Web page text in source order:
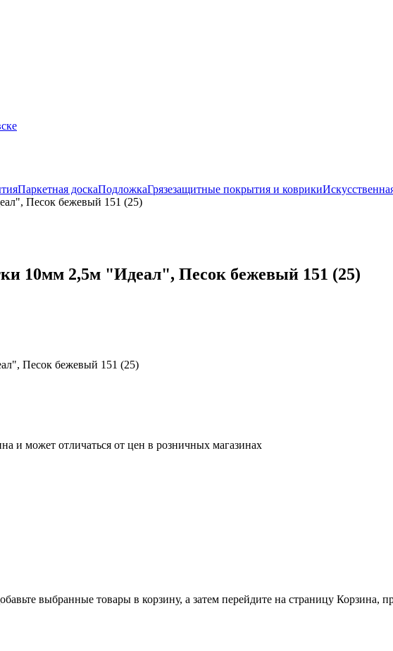
Паркетная доскаПодложкаГрязезащитные покрытия и коврики
Песок бежевый 151 (25)
10мм 2,5м "Идеал", Песок бежевый 151 (25)
Песок бежевый 151 (25)
и может отличаться от цен в розничных магазинах
выбранные товары в корзину, а затем перейдите на страницу Корзина,